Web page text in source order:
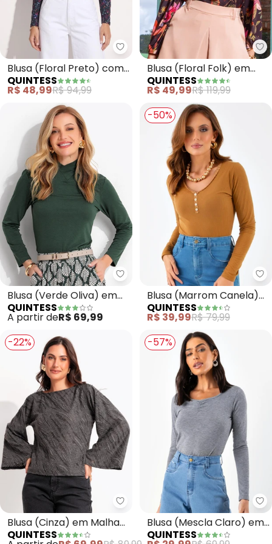
Quintess - Blusa (Floral Preto)
Blusa (Floral Preto) com
Mangas Bufantes
QUINTESS
R$ 48,99R$ 94,99
Blusa (Floral Folk) em
Malha Fria
QUINTESS
R$ 49,99R$ 119,99
Quintess - Blusa (Verde Oliva)
Blusa (Verde Oliva) em
Malha de Viscose
QUINTESS
A partir deR$ 69,99
-50%
Blusa (Marrom Canela)
em Ribana Canelado
QUINTESS
R$ 39,99R$ 79,99
-22%
Quintess - Blusa (Cinza) em
Blusa (Cinza) em Malha
Jacquard com Textura
QUINTESS
-57%
Blusa (Mescla Claro) em
Malha Flamê
QUINTESS